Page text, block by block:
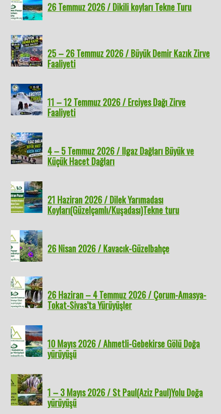
26 Temmuz 2026 / Dikili koyları Tekne Turu
25 – 26 Temmuz 2026 / Büyük Demir Kazık Zirve
Faaliyeti
11 – 12 Temmuz 2026 / Erciyes Dağı Zirve
Faaliyeti
4 – 5 Temmuz 2026 / Ilgaz Dağları Büyük ve
Küçük Hacet Dağları
21 Haziran 2026 / Dilek Yarımadası
Koyları(Güzelçamlı/Kuşadası)Tekne turu
26 Nisan 2026 / Kavacık-Güzelbahçe
26 Haziran – 4 Temmuz 2026 / Çorum-Amasya-
Tokat-Sivas’ta Yürüyüşler
10 Mayıs 2026 / Ahmetli-Gebekirse Gölü Doğa
yürüyüşü
1 – 3 Mayıs 2026 / St Paul(Aziz Paul)Yolu Doğa
yürüyüşü